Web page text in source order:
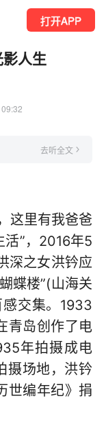
打开APP
人生
09:32
去听全文
这里有我爸爸
活”，2016年5
深之女洪钤应
蝶楼”(山海关
交集。1933
青岛创作了电
年拍摄成电
摄场地，洪钤
世编年纪》捐